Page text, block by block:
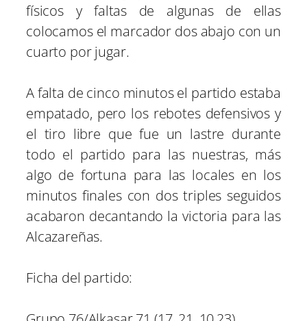
físicos y faltas de algunas de ellas
colocamos el marcador dos abajo con un
cuarto por jugar.
A falta de cinco minutos el partido estaba
empatado, pero los rebotes defensivos y
el tiro libre que fue un lastre durante
todo el partido para las nuestras, más
algo de fortuna para las locales en los
minutos finales con dos triples seguidos
acabaron decantando la victoria para las
Alcazareñas.
Ficha del partido: